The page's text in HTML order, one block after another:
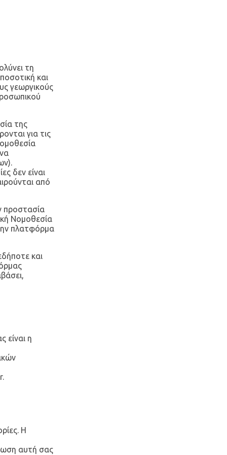
τη
και
γεωργικούς
της
για τις
δεν είναι
από
προστασία
Νομοθεσία
πλατφόρμα
και
είναι η
.
Η
αυτή σας